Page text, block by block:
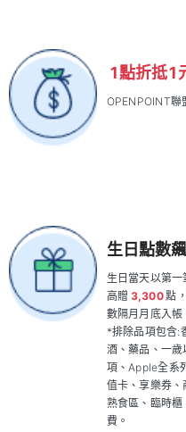
1點折抵1
OPENPOINT聯
生日點數
生日當天以第
高贈 3,300點
數隔月月底入帳
*排除品項包含:
酒、藥品、一
項、Apple全系
值卡、享樂券
熟食區、臨時
費。